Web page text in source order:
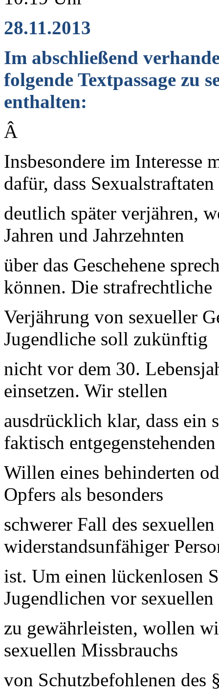
28.11.2013
Im abschließend
folgende Textpassage zu
enthalten:
Â
Insbesondere im Interesse
dafür, dass Sexualstraftaten
deutlich später verjähren,
Jahren und Jahrzehnten
über das Geschehene
können. Die strafrechtliche
Verjährung von sexueller
Jugendliche soll zukünftig
nicht vor dem 30.
einsetzen. Wir stellen
ausdrücklich klar, dass ein
faktisch entgegenstehenden
Willen eines behinderten
Opfers als besonders
schwerer Fall des
widerstandsunfähiger
ist. Um einen lückenlosen
Jugendlichen vor
zu gewährleisten, wollen
sexuellen Missbrauchs
von Schutzbefohlenen des